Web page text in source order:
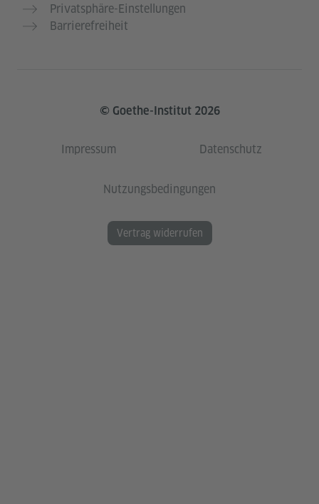
Privatsphäre-Einstellungen
Barrierefreiheit
© Goethe-Institut 2026
Impressum Datenschutz
Nutzungsbedingungen
Vertrag widerrufen